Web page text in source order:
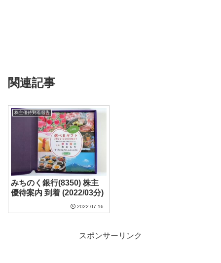
関連記事
株主優待到着報告
みちのく銀行(8350) 株主
優待案内 到着 (2022/03分)
2022.07.16
スポンサーリンク